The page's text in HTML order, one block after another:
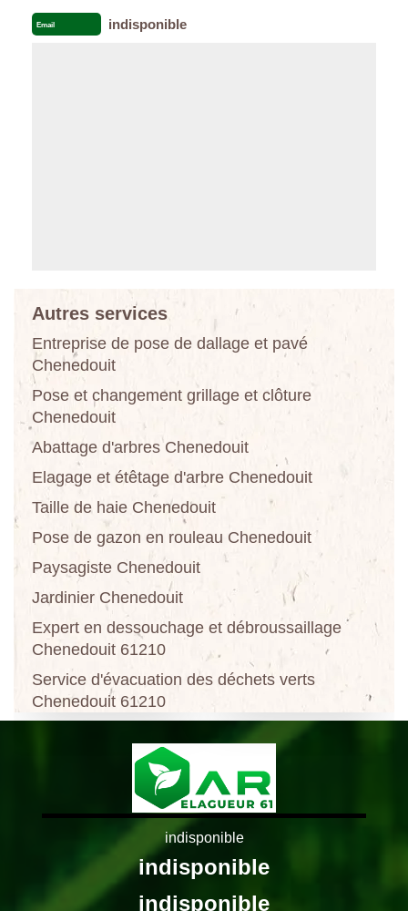
Email indisponible
Autres services
Entreprise de pose de dallage et pavé
Chenedouit
Pose et changement grillage et clôture
Chenedouit
Abattage d'arbres Chenedouit
Elagage et étêtage d'arbre Chenedouit
Taille de haie Chenedouit
Pose de gazon en rouleau Chenedouit
Paysagiste Chenedouit
Jardinier Chenedouit
Expert en dessouchage et débroussaillage
Chenedouit 61210
Service d'évacuation des déchets verts
Chenedouit 61210
indisponible
indisponible
indisponible